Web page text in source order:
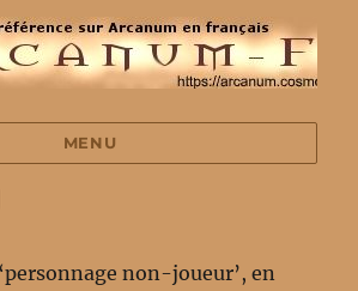
MENU
non-joueur’, en